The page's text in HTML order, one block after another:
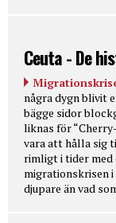
Ceuta - De
några dygn blivit
bägge sidor
liknas för
vara att hålla sig
rimligt i tider med
migrationskrisen
djupare än vad